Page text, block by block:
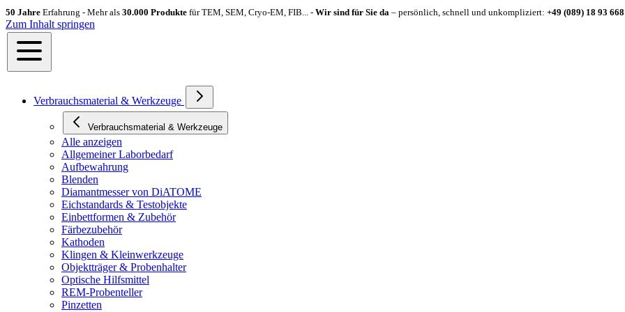
50 Jahre Erfahrung - Mehr als 30.000 Produkte für TEM, SEM, Cryo-EM, FIB... - Wir sind für Sie da – persönlich, schnell und unkompliziert: +49 (089) 18 93
Zum Inhalt springen
Verbrauchsmaterial & Werkzeuge
Verbrauchsmaterial & Werkzeuge
Alle anzeigen
Allgemeiner Laborbedarf
Aufbewahrung
Blenden
Diamantmesser von DiATOME
Eichstandards & Testobjekte
Einbettformen & Zubehör
Färbezubehör
Kathoden
Klingen & Kleinwerkzeuge
Objektträger & Probenhalter
Optische Hilfsmittel
REM-Probenteller
Pinzetten